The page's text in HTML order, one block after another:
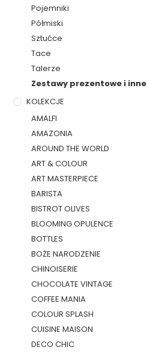
Pojemniki
Półmiski
Sztućce
Tace
Talerze
Zestawy prezentowe i inne
KOLEKCJE
AMALFI
AMAZONIA
AROUND THE WORLD
ART & COLOUR
ART MASTERPIECE
BARISTA
BISTROT OLIVES
BLOOMING OPULENCE
BOTTLES
BOŻE NARODZENIE
CHINOISERIE
CHOCOLATE VINTAGE
COFFEE MANIA
COLOUR SPLASH
CUISINE MAISON
DECO CHIC